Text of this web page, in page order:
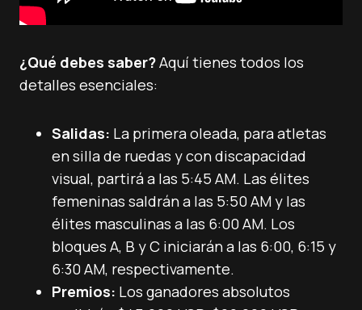
¿Qué debes saber?Aquí tienes todos los
detalles esenciales:
Salidas: La primera oleada, para atletas
en silla de ruedas y con discapacidad
visual, partirá a las 5:45 AM. Las élites
femeninas saldrán a las 5:50 AM y las
élites masculinas a las 6:00 AM. Los
bloques A, B y C iniciarán a las 6:00, 6:15 y
6:30 AM, respectivamente.
Premios: Los ganadores absolutos